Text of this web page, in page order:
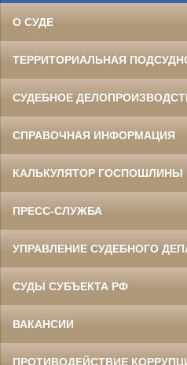
О СУДЕ
ТЕРРИТОРИАЛЬНАЯ
СУДЕБНОЕ
СПРАВОЧНАЯ ИНФОРМАЦИЯ
КАЛЬКУЛЯТОР ГОСПОШЛИНЫ
ПРЕСС-СЛУЖБА
УПРАВЛЕНИЕ СУДЕБНОГО
СУДЫ СУБЪЕКТА РФ
ВАКАНСИИ
ПРОТИВОДЕЙСТВИЕ